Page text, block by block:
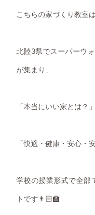
こちらの家づくり教室は
北陸3県でスーパーウ
が集まり、
「本当にいい家とは？」
「快適・健康・安心・
学校の授業形式で全部
トです👨🏻‍🏫